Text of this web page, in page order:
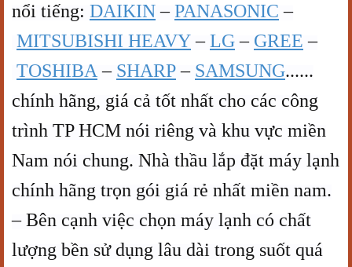
nổi tiếng: DAIKIN–PANASONIC –
MITSUBISHI HEAVY–LG– GREE –
TOSHIBA – SHARP– SAMSUNG......
chính hãng, giá cả tốt nhất cho các công
trình TP HCM nói riêng và khu vực miền
Nam nói chung. Nhà thầu lắp đặt máy lạnh
chính hãng trọn gói giá rẻ nhất miền nam.
– Bên cạnh việc chọn máy lạnh có chất
lượng bền sử dụng lâu dài trong suốt quá